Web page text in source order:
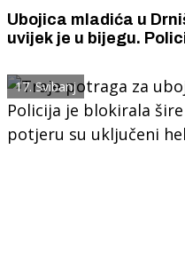
Ubojica mladića u
uvijek je u bijegu.
opasna i vjerojatno
17. Svibanj